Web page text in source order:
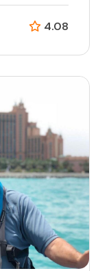
4.08